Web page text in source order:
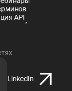
API
LinkedIn